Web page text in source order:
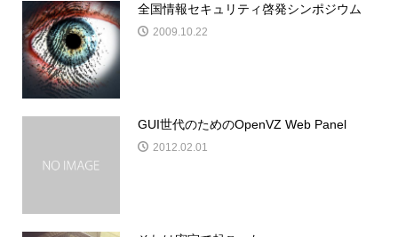
全国情報セキュリティ啓発シンポジウム
2009.10.22
GUI世代のためのOpenVZ Web Panel
2012.02.01